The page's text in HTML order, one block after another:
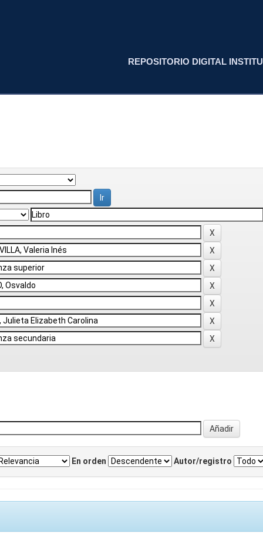
REPOSITORIO DIGITAL
En orden Autor/registro